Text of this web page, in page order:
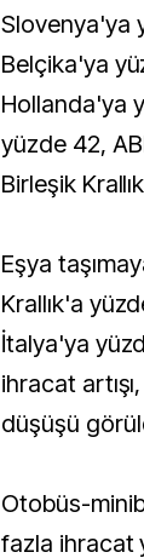
Slovenya'ya
Belçika'ya
Hollanda'ya
yüzde 42,
Birleşik
Eşya
Krallık'a
İtalya'ya
ihracat
düşüşü
Otobüs-
fazla ihracat